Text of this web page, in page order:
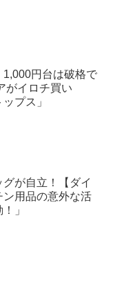
1,000円台は破格で
がイロチ買い
プス」
グが自立！【ダイ
ン用品の意外な活
」